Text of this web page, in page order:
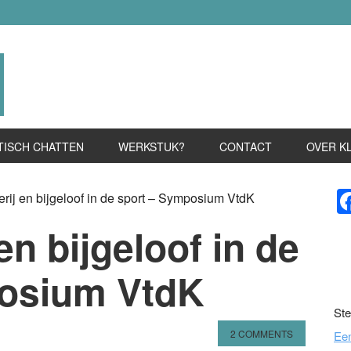
CHATTEN WERKSTUK? CONTACT OVER
en bijgeloof in de sport – Symposium VtdK
bijgeloof in de
VtdK
2 COMMENTS